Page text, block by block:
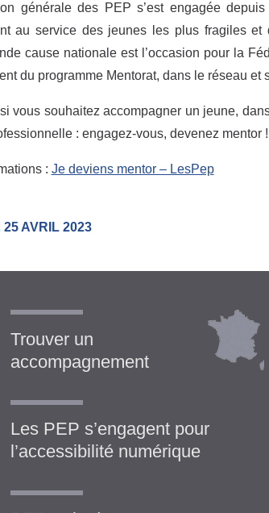
générale des PEP s’est engagée
au service des jeunes les plus fragiles
cause nationale est l’occasion pour la
du programme Mentorat, dans le réseau et
vous souhaitez accompagner un jeune,
: engagez-vous, devenez mentor !
: Je deviens mentor – LesPep
25 AVRIL 2023
Trouver un
accompagnement
Les PEP s’engagent pour
l’accessibilité numérique